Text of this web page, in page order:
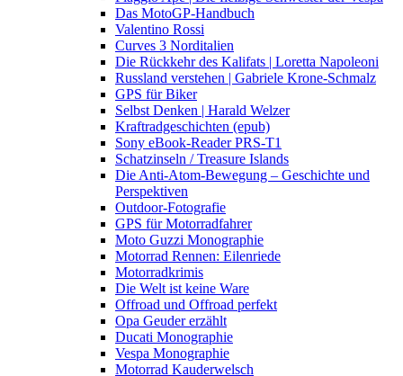
Das MotoGP-Handbuch
Valentino Rossi
Curves 3 Norditalien
Die Rückkehr des Kalifats | Loretta Napoleoni
Russland verstehen | Gabriele Krone-Schmalz
GPS für Biker
Selbst Denken | Harald Welzer
Kraftradgeschichten (epub)
Sony eBook-Reader PRS-T1
Schatzinseln / Treasure Islands
Die Anti-Atom-Bewegung – Geschichte und
Perspektiven
Outdoor-Fotografie
GPS für Motorradfahrer
Moto Guzzi Monographie
Motorrad Rennen: Eilenriede
Motorradkrimis
Die Welt ist keine Ware
Offroad und Offroad perfekt
Opa Geuder erzählt
Ducati Monographie
Vespa Monographie
Motorrad Kauderwelsch